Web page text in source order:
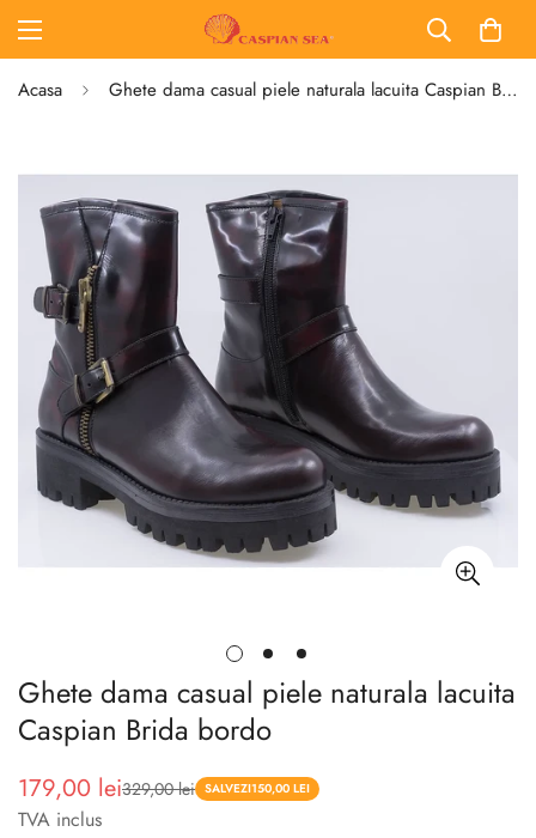
Acasa Ghete dama casual piele naturala lacuita Caspian Brida bordo
Ghete dama casual piele naturala lacuita
Caspian Brida bordo
Pret
redus
179,00 lei
Pret 329,00 lei SALVEZI150,00 LEI
TVA inclus